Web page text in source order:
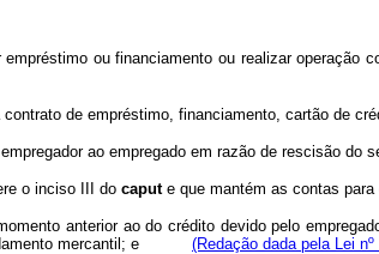
ou financiamento ou realizar operação
de empréstimo, financiamento, cartão de
ao empregado em razão de rescisão do
o inciso III do caput e que mantém as contas
anterior ao do crédito devido pelo
mercantil; e (Redação dada pela Lei